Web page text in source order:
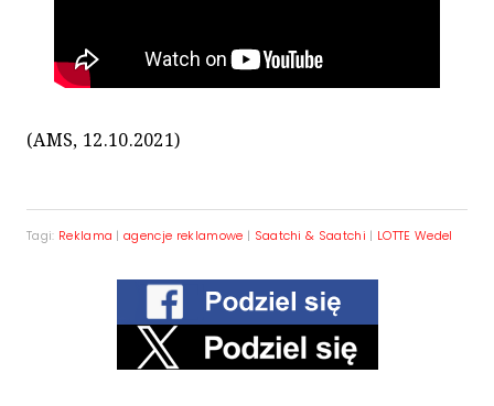
(AMS, 12.10.2021)
Tagi: Reklama |agencje reklamowe | Saatchi & Saatchi | LOTTE Wedel